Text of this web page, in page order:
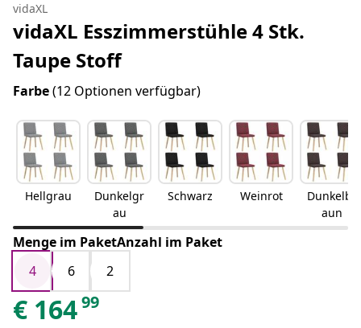
vidaXL
vidaXL Esszimmerstühle 4 Stk.
Taupe Stoff
Farbe(12 Optionen verfügbar)
Hellgrau
Dunkelgr
au
Schwarz Weinrot
Dunkelbr
aun
Menge im PaketAnzahl im Paket
4
6 2
€ 16499